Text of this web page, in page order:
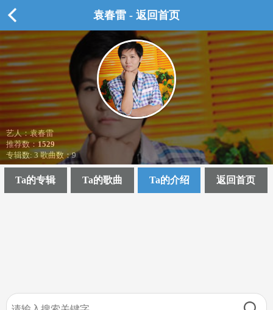
袁春雷 - 返回首页
艺人：袁春雷
推荐数：1529
专辑数: 3 歌曲数：9
Ta的专辑 Ta的歌曲 Ta的介绍 返回首页